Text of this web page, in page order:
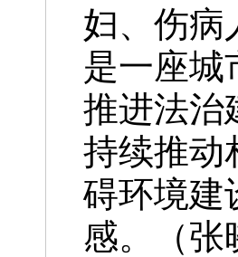
妇、伤病
是一座城
推进法治
持续推动
碍环境建
感。（张